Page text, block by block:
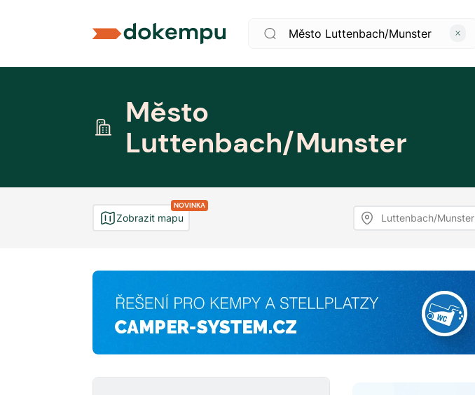
Město
Luttenbach/Munster
NOVINKA
Zobrazit mapu Luttenbach/Munster